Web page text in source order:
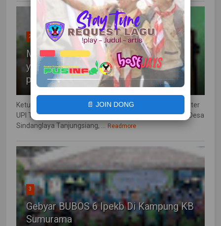
2
Membangun Generasi Muda bangsa
yang berwawasan politik dan beretika
politik
Ketua KPU bersama Ketua Prodi PKn Doktoral dan Magister
UPI Tanjungsiang, Rabu (1/3) bertempat SDN Neglasari Desa
Sindanglaya Tanjungsiang, ... Readmore
3
Gebyar BUBOS 6 Ipekb Di Kampung KB
Sumurama
📄 JOIN DONG